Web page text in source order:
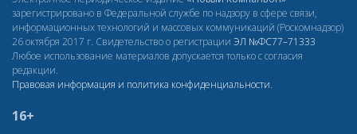
зарегистрировано в Федеральной службе по надзору в сфере связи,
информационных технологий и массовых коммуникаций (Роскомнадзор)
26 октября 2017 г. Свидетельство о регистрации ЭЛ №ФС77–71333
Любое использование материалов допускается только с согласия
редакции.
Правовая информация и политика конфиденциальности.
16+